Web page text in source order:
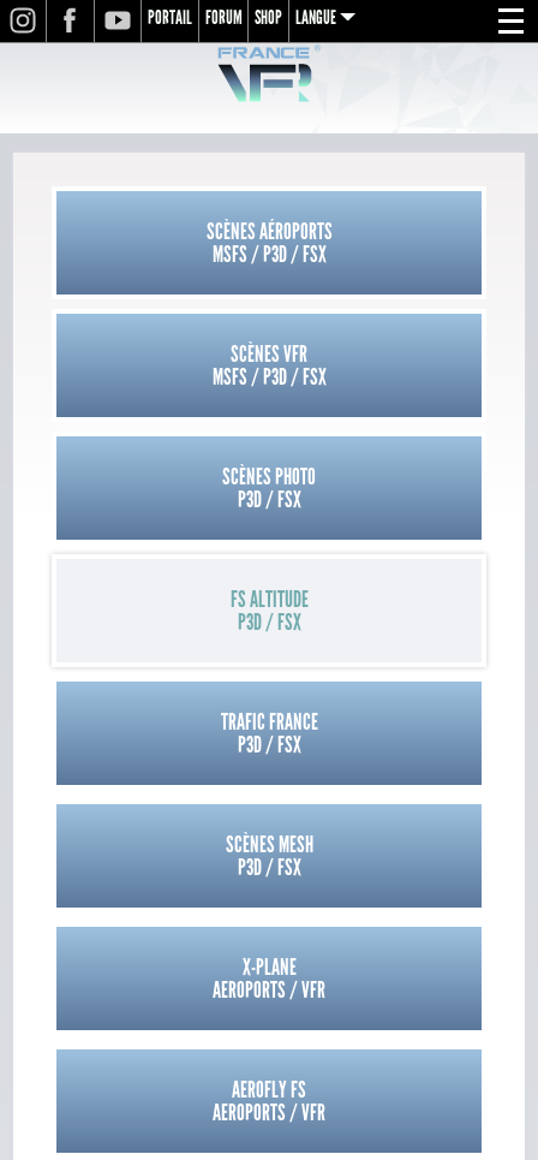
Menu
INSTAGRAMFACEBOOKYOUTUBE
PORTAIL FORUM SHOP LANGUE
de
SCÈNES AÉROPORTS
MSFS / P3D / FSX
SCÈNES VFR
MSFS / P3D / FSX
SCÈNES PHOTO
P3D / FSX
FS ALTITUDE
P3D / FSX
TRAFIC FRANCE
P3D / FSX
SCÈNES MESH
P3D / FSX
X-PLANE
AEROPORTS / VFR
AEROFLY FS
AEROPORTS / VFR